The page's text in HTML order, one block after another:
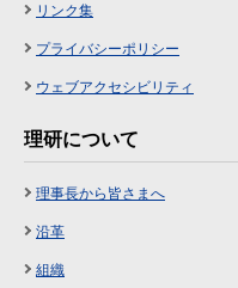
リンク集
プライバシーポリシー
ウェブアクセシビリティ
理研について
理事長から皆さまへ
沿革
組織